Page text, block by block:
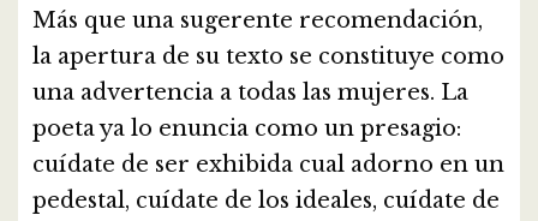
Más que una sugerente recomendación,
la apertura de su texto se constituye como
una advertencia a todas las mujeres. La
poeta ya lo enuncia como un presagio:
cuídate de ser exhibida cual adorno en un
pedestal, cuídate de los ideales, cuídate de